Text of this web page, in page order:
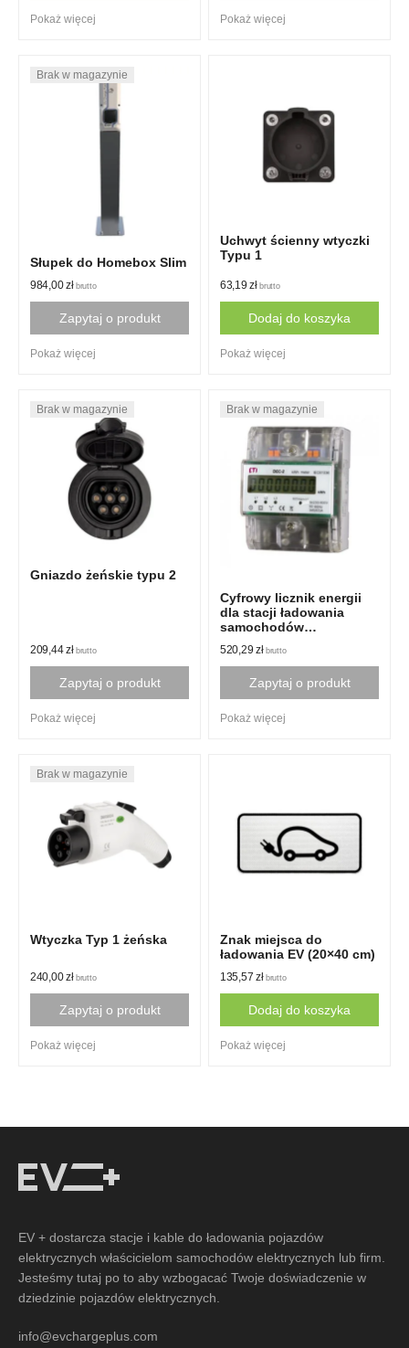
Pokaż więcej Pokaż więcej
Słupek do Homebox Slim
984,00zł brutto
Zapytaj o produkt
Pokaż więcej
Uchwyt ścienny wtyczki
Typu 1
63,19zł brutto
Dodaj do koszyka
Pokaż więcej
Gniazdo żeńskie typu 2
209,44zł brutto
Zapytaj o produkt
Pokaż więcej
Cyfrowy licznik energii
dla stacji ładowania
samochodów
520,29 zł brutto
Zapytaj o produkt
Pokaż więcej
Wtyczka Typ 1 żeńska
240,00zł brutto
Zapytaj o produkt
Pokaż więcej
Znak miejsca do
ładowania EV (20×40 cm)
135,57 zł brutto
Dodaj do koszyka
Pokaż więcej
EV + dostarcza stacje i kable do ładowania pojazdów
elektrycznych właścicielom samochodów elektrycznych lub firm.
Jesteśmy tutaj po to aby wzbogacać Twoje doświadczenie w
dziedzinie pojazdów elektrycznych.
info@evchargeplus.com